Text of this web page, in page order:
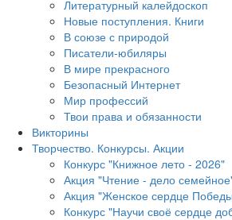
Литературный калейдоскоп
Новые поступления. Книги
В союзе с природой
Писатели-юбиляры
В мире прекрасного
Безопасный Интернет
Мир профессий
Твои права и обязанности
Викторины
Творчество. Конкурсы. Акции
Конкурс "Книжное лето - 2026"
Акция "Чтение - дело
Акция "Женское сердце
Конкурс "Научи своё сердце